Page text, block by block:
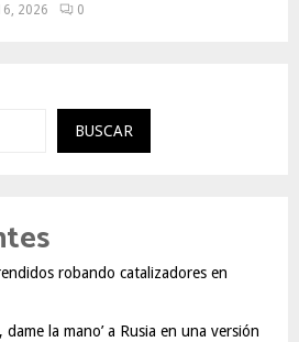
2026 0
BUSCAR
robando catalizadores en
dame la mano’ a Rusia en una versión